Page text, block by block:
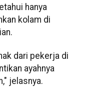
hanya
kolam di
dari pekerja di
ayahnya
jelasnya.